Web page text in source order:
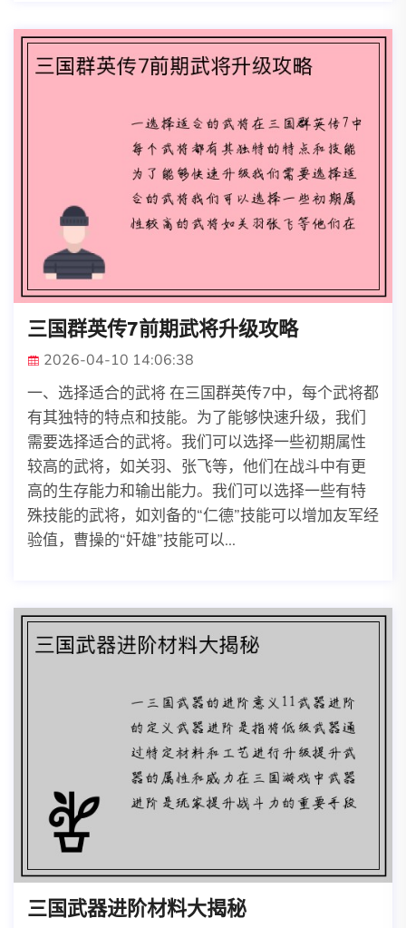
三国群英传7前期武将升级攻略
2026-04-10 14:06:38
一、选择适合的武将 在三国群英传7中，每个武将都
有其独特的特点和技能。为了能够快速升级，我们
需要选择适合的武将。我们可以选择一些初期属性
较高的武将，如关羽、张飞等，他们在战斗中有更
高的生存能力和输出能力。我们可以选择一些有特
殊技能的武将，如刘备的“仁德”技能可以增加友军经
验值，曹操的“奸雄”技能可以...
三国武器进阶材料大揭秘